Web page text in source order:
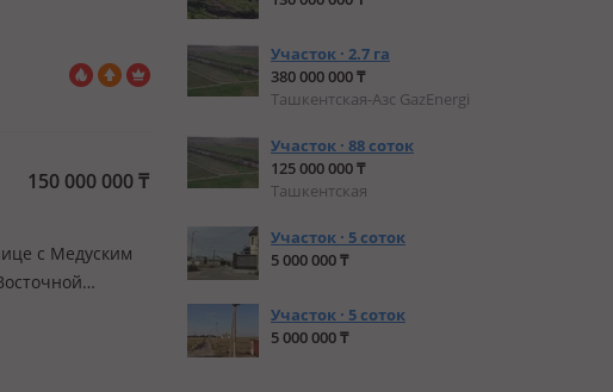
150 000 000₸
с Медуским
горной
Участок · 2.7 га
380 000 000 ₸
Ташкентская-Азс GazEnergi
Участок · 88 соток
125 000 000 ₸
Ташкентская
Участок · 5 соток
5 000 000 ₸
Участок · 5 соток
5 000 000 ₸